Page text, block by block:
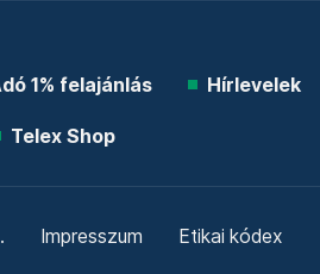
1% felajánlás Hírlevelek
Telex Shop
Impresszum Etikai kódex